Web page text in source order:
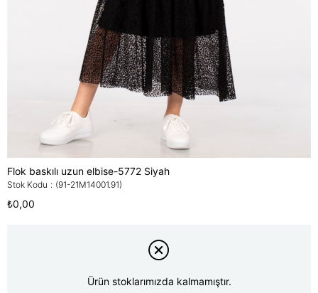
Flok baskılı uzun elbise-5772 Siyah
Stok Kodu (91-21M14001.91)
₺0,00
Ürün stoklarımızda kalmamıştır.